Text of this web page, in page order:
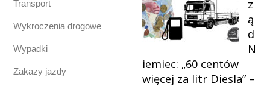
Transport
Wykroczenia drogowe
Wypadki
Zakazy jazdy
z
ą
d
N
iemiec: „60 centów
więcej za litr Diesla” –